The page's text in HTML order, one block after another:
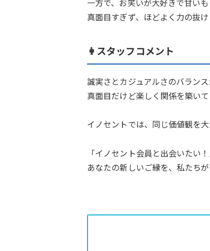
一方で、お笑いが大好きで甘い
真面目すぎず、ほどよく力の抜
👩スタッフコメント
誠実さとカジュアルさのバラン
真面目だけど楽しく関係を築い
イノセントでは、同じ価値観を
「イノセント会員と出会いた
あなたの新しいご縁を、私たち